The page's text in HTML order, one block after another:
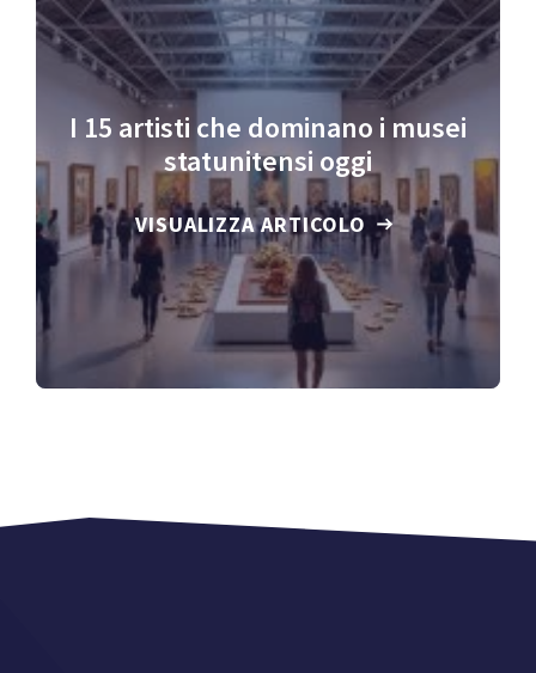
I 15 artisti che dominano i musei
statunitensi oggi
VISUALIZZA ARTICOLO